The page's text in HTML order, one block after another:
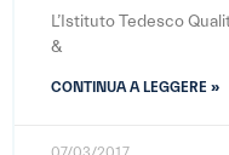
L’Istituto Tedesco
&
CONTINUA A LEGGERE »